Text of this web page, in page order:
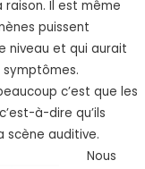
raison. Il est même
puissent
niveau et qui aurait
c’est que les
à-dire qu’ils
scène auditive.
Nous